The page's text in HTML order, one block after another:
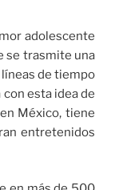
adolescente
se trasmite una
de tiempo
esta idea de
México, tiene
entretenidos